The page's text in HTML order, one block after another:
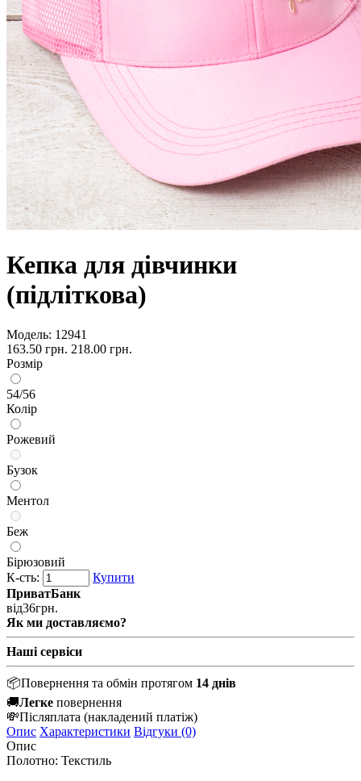
Кепка для дівчинки
(підліткова)
Модель: 12941
163.50 грн. 218.00 грн.
Розмір
54/56
Колір
Рожевий
Бузок
Ментол
Беж
Бірюзовий
К-сть:
Купити
ПриватБанк
від36грн.
Як ми доставляємо?
Наші сервіси
📦Повернення та обмін протягом 14 днів
🚚Легке повернення
💸Післяплата (накладений платіж)
Опис Характеристики Відгуки (0)
Опис
Полотно: Текстиль